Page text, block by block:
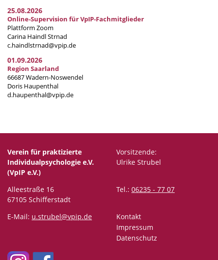
25.08.2026
Online-Supervision für VpIP-Fachmitglieder
Plattform Zoom
Carina Haindl Strnad
c.haindlstrnad@vpip.de
01.09.2026
Region Saarland
66687 Wadern-Noswendel
Doris Haupenthal
d.haupenthal@vpip.de
Verein für praktizierte
Individualpsychologie e.V.
(VpIP e.V.)
Vorsitzende:
Ulrike Strubel
Alleestraße 16
67105 Schifferstadt
Tel.: 06235 - 77 07
E-Mail: u.strubel@vpip.de
Kontakt
Impressum
Datenschutz